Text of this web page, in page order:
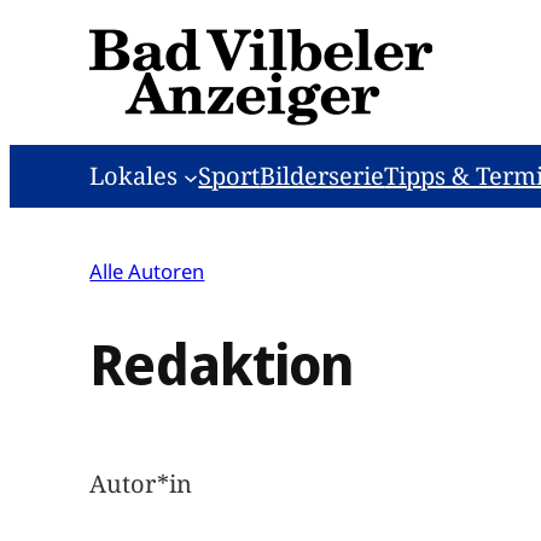
Lokales SportBilderserieTipps &
Alle Autoren
Redaktion
Autor*in